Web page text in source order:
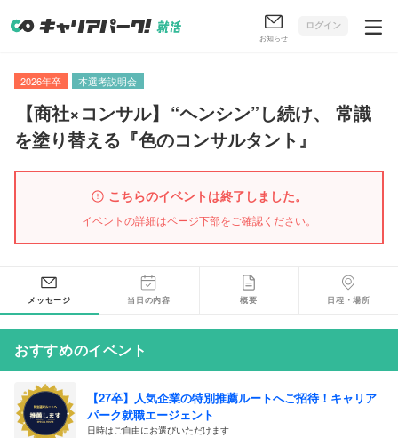
お知らせ
ログイン
2026年卒 本選考説明会
【商社×コンサル】 “ヘンシン”し続け、
常識
を塗り替える『色のコンサルタント』
こちらのイベントは終了しました。
イベントの詳細はページ下部をご確認ください。
メッセージ 当日の内容 概要 日程・場所
おすすめのイベント
【27卒】人気企業の特別推薦ルートへご招待！キャリア
パーク就職エージェント
日時はご自由にお選びいただけます